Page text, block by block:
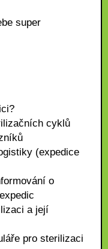
super
cyklů
(expedice
o
a její
pro sterilizaci